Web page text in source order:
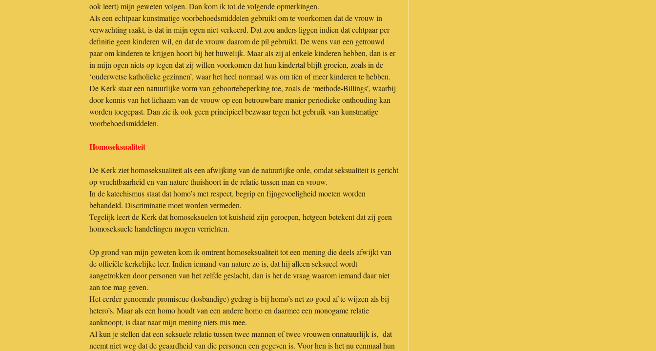
ook leert) mijn geweten volgen. Dan kom ik tot de volgende opmerkingen.
Als een echtpaar kunstmatige voorbehoedsmiddelen gebruikt om te voorkomen dat de vrouw in
verwachting raakt, is dat in mijn ogen niet verkeerd. Dat zou anders liggen indien dat echtpaar per
definitie geen kinderen wil, en dat de vrouw daarom de pil gebruikt. De wens van een getrouwd
paar om kinderen te krijgen hoort bij het huwelijk. Maar als zij al enkele kinderen hebben, dan is er
in mijn ogen niets op tegen dat zij willen voorkomen dat hun kindertal blijft groeien, zoals in de
‘ouderwetse katholieke gezinnen’, waar het heel normaal was om tien of meer kinderen te hebben.
De Kerk staat een natuurlijke vorm van geboortebeperking toe, zoals de ‘methode-Billings’, waarbij
door kennis van het lichaam van de vrouw op een betrouwbare manier periodieke onthouding kan
worden toegepast. Dan zie ik ook geen principieel bezwaar tegen het gebruik van kunstmatige
voorbehoedsmiddelen.
Homoseksualiteit
De Kerk ziet homoseksualiteit als een afwijking van de natuurlijke orde, omdat seksualiteit is gericht
op vruchtbaarheid en van nature thuishoort in de relatie tussen man en vrouw.
In de katechismus staat dat homo’s met respect, begrip en fijngevoeligheid moeten worden
behandeld. Discriminatie moet worden vermeden.
Tegelijk leert de Kerk dat homoseksuelen tot kuisheid zijn geroepen, hetgeen betekent dat zij geen
homoseksuele handelingen mogen verrichten.
Op grond van mijn geweten kom ik omtrent homoseksualiteit tot een mening die deels afwijkt van
de officiële kerkelijke leer. Indien iemand van nature zo is, dat hij alleen seksueel wordt
aangetrokken door personen van het zelfde geslacht, dan is het de vraag waarom iemand daar niet
aan toe mag geven.
Het eerder genoemde promiscue (losbandige) gedrag is bij homo’s net zo goed af te wijzen als bij
hetero’s. Maar als een homo houdt van een andere homo en daarmee een monogame relatie
aanknoopt, is daar naar mijn mening niets mis mee.
Al kun je stellen dat een seksuele relatie tussen twee mannen of twee vrouwen onnatuurlijk is, dat
neemt niet weg dat de geaardheid van die personen een gegeven is. Voor hen is het nu eenmaal hun